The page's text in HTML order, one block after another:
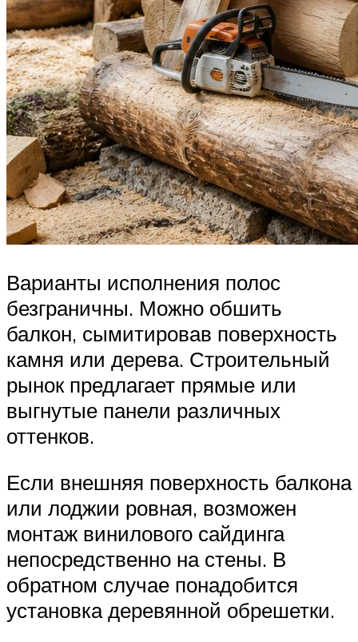
Варианты исполнения полос
безграничны. Можно обшить
балкон, сымитировав поверхность
камня или дерева. Строительный
рынок предлагает прямые или
выгнутые панели различных
оттенков.
Если внешняя поверхность балкона
или лоджии ровная, возможен
монтаж винилового сайдинга
непосредственно на стены. В
обратном случае понадобится
установка деревянной обрешетки.